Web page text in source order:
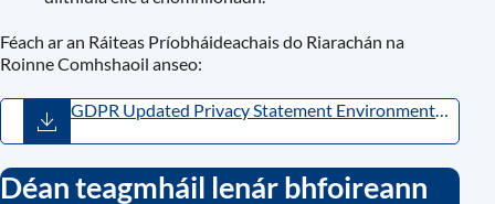
Féach ar an Ráiteas Príobháideachais do Riarachán na
Roinne Comhshaoil ​​anseo:
GDPR Updated Privacy Statement Environment
538.67KB)
Déan teagmháil lenár bhfoireann